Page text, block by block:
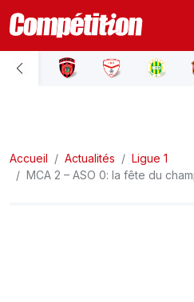
ACCUEIL
LIGUE 2
Accueil Actualités
Ligue 1
MCA 2 – ASO 0: la fête du